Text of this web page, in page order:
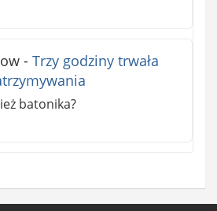
- Trzy godziny trwała
batonika?